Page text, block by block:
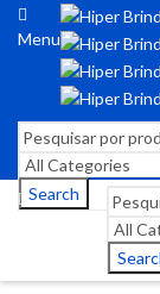
Menu
Search